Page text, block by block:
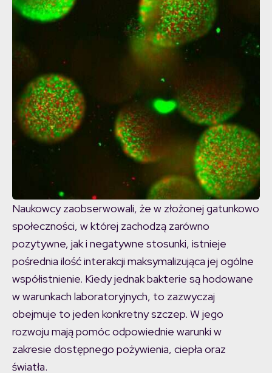
Naukowcy zaobserwowali, że w złożonej gatunkowo
społeczności, w której zachodzą zarówno
pozytywne, jak i negatywne stosunki, istnieje
pośrednia ilość interakcji maksymalizująca jej ogólne
współistnienie. Kiedy jednak bakterie są hodowane
w warunkach laboratoryjnych, to zazwyczaj
obejmuje to jeden konkretny szczep. W jego
rozwoju mają pomóc odpowiednie warunki w
zakresie dostępnego pożywienia, ciepła oraz
światła.